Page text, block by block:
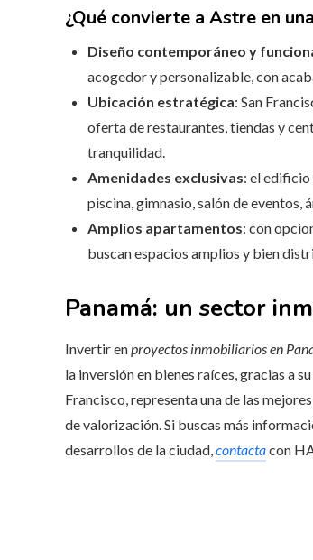
¿Qué convierte a Astre en
Diseño contemporáneo y
acogedor y personalizable, con
Ubicación estratégica: San
oferta de restaurantes, tiendas y
tranquilidad.
Amenidades exclusivas: el edificio
piscina, gimnasio, salón de eventos,
Amplios apartamentos: con
buscan espacios amplios y bien
Panamá: un sector
Invertir enproyectos inmobiliarios en
la inversión en bienes raíces, gracias a
Francisco, representa una de las
de valorización. Si buscas más
desarrollos de la ciudad,contactacon